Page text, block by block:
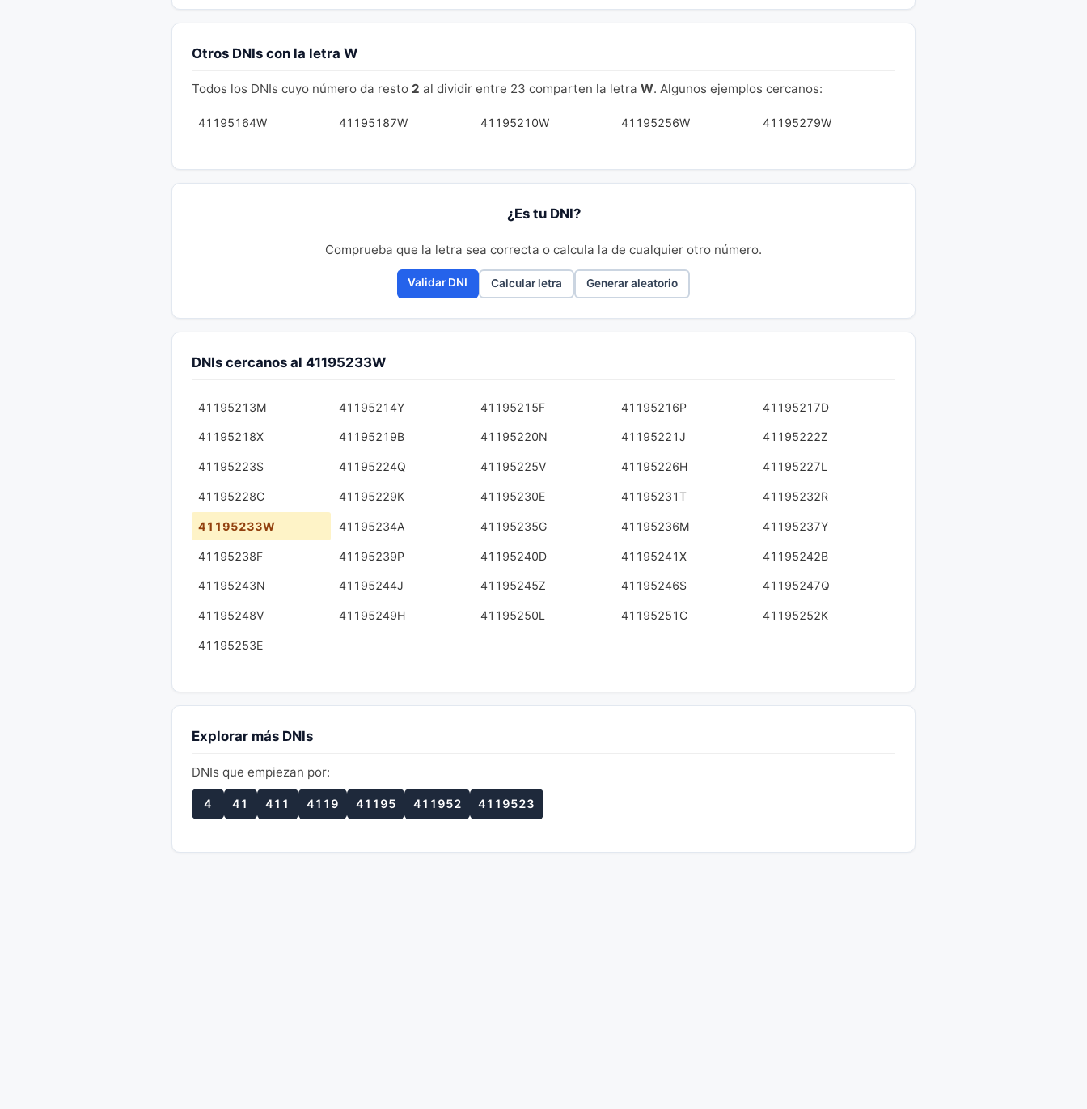
Otros DNIs con la letra W
Todos los DNIs cuyo número da resto 2 al dividir entre 23 comparten la letra W. Algunos ejemplos cercanos:
41195164W 41195187W 41195210W 41195256W 41195279W
¿Es tu DNI?
Comprueba que la letra sea correcta o calcula la de cualquier otro número.
Validar DNI Calcular letra Generar aleatorio
DNIs cercanos al 41195233W
41195213M 41195214Y 41195215F 41195216P 41195217D
41195218X 41195219B 41195220N 41195221J 41195222Z
41195223S 41195224Q 41195225V 41195226H 41195227L
41195228C 41195229K 41195230E 41195231T 41195232R
41195233W 41195234A 41195235G 41195236M 41195237Y
41195238F 41195239P 41195240D 41195241X 41195242B
41195243N 41195244J 41195245Z 41195246S 41195247Q
41195248V 41195249H 41195250L 41195251C 41195252K
41195253E
Explorar más DNIs
DNIs que empiezan por:
4 41 411 4119 41195 411952 4119523